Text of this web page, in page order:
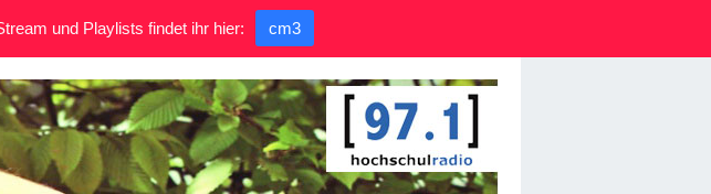
und Playlists findet ihr hier: cm3